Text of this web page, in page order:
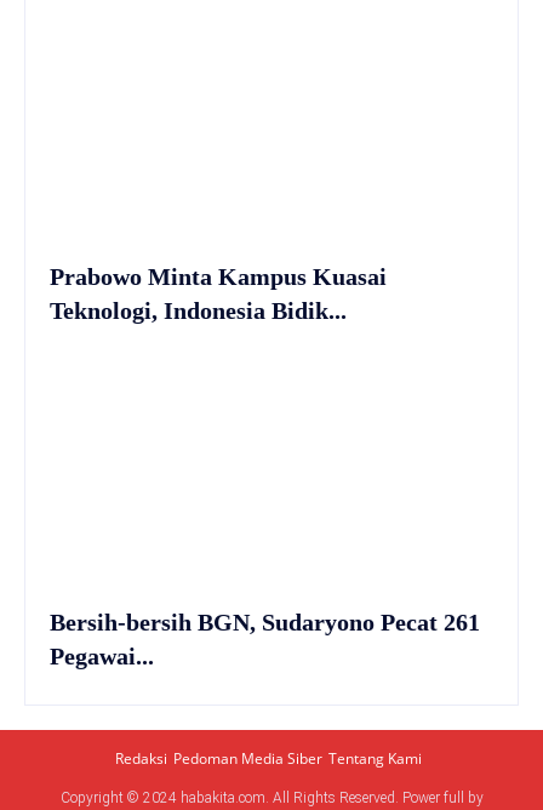
Prabowo Minta Kampus Kuasai
Teknologi, Indonesia Bidik...
Bersih-bersih BGN, Sudaryono Pecat 261
Pegawai...
Copyright © 2024 habakita.com. All Rights Reserved. Power full by
Redaksi Pedoman Media Siber Tentang Kami